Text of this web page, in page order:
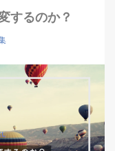
するのか？